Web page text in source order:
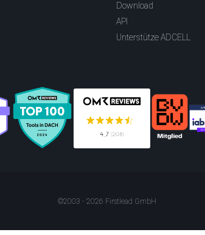
Download
API
Unterstütze ADCELL
©2003 - 2026 Firstlead GmbH